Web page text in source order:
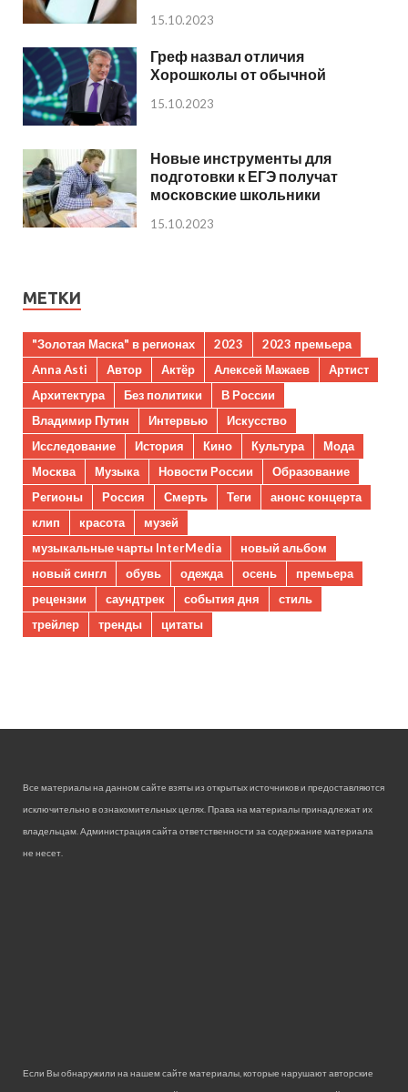
15.10.2023
Греф назвал отличия
Хорошколы от обычной
15.10.2023
Новые инструменты для
подготовки к ЕГЭ получат
московские школьники
15.10.2023
МЕТКИ
"Золотая Маска" в регионах 2023
2023 премьера
Anna Asti
Автор Актёр Алексей Мажаев
Артист
Архитектура
Без политики
В России
Владимир Путин
Интервью
Искусство
Исследование
История Кино Культура
Мода
Москва
Музыка Новости России
Образование
Регионы
Россия Смерть Теги
анонс концерта
клип
красота
музей
музыкальные чарты InterMedia
новый альбом
новый сингл
обувь одежда осень
премьера
рецензии
саундтрек события дня
стиль
трейлер
тренды цитаты
Все материалы на данном сайте взяты из открытых источников и предоставляются
исключительно в ознакомительных целях. Права на материалы принадлежат их
владельцам. Администрация сайта ответственности за содержание материала
не несет.
Если Вы обнаружили на нашем сайте материалы, которые нарушают авторские